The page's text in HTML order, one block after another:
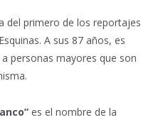
del primero de los reportajes
A sus 87 años, es
a personas mayores que son
es el nombre de la